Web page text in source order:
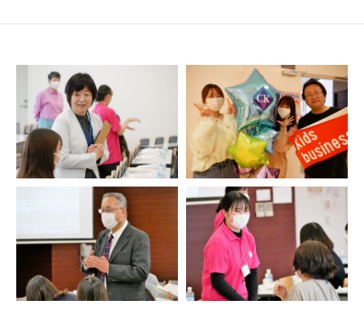
卒業生の方へ
高校の先生方へ
地域・一般の方へ
企業・園・施設の方へ